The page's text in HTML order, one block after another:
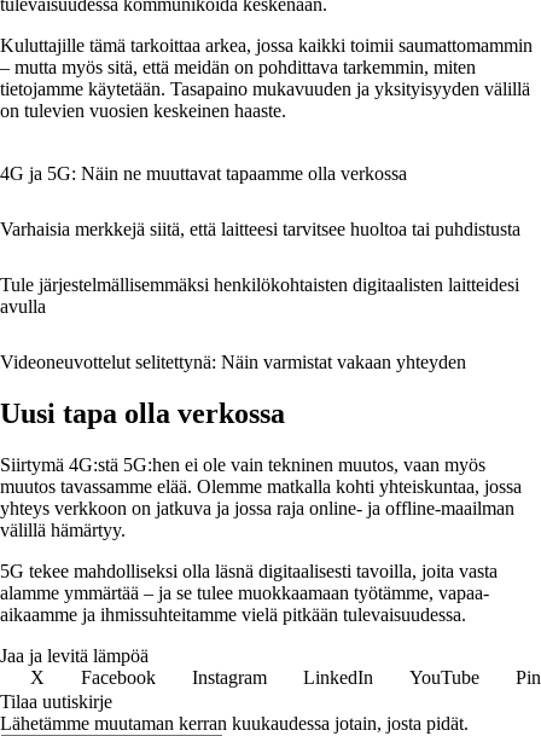
Kuluttajille tämä tarkoittaa arkea, jossa kaikki toimii saumattomammin
– mutta myös sitä, että meidän on pohdittava tarkemmin, miten
tietojamme käytetään. Tasapaino mukavuuden ja yksityisyyden välillä
on tulevien vuosien keskeinen haaste.
4G ja 5G: Näin ne muuttavat tapaamme olla verkossa
Varhaisia merkkejä siitä, että laitteesi tarvitsee huoltoa tai puhdistusta
Tule järjestelmällisemmäksi henkilökohtaisten digitaalisten laitteidesi
avulla
Videoneuvottelut selitettynä: Näin varmistat vakaan yhteyden
Uusi tapa olla verkossa
Siirtymä 4G:stä 5G:hen ei ole vain tekninen muutos, vaan myös
muutos tavassamme elää. Olemme matkalla kohti yhteiskuntaa, jossa
yhteys verkkoon on jatkuva ja jossa raja online- ja offline-maailman
välillä hämärtyy.
5G tekee mahdolliseksi olla läsnä digitaalisesti tavoilla, joita vasta
alamme ymmärtää – ja se tulee muokkaamaan työtämme, vapaa-
aikaamme ja ihmissuhteitamme vielä pitkään tulevaisuudessa.
Jaa ja levitä lämpöä
X
Facebook Instagram LinkedIn YouTube
Tilaa uutiskirje
Lähetämme muutaman kerran kuukaudessa jotain, josta pidät.